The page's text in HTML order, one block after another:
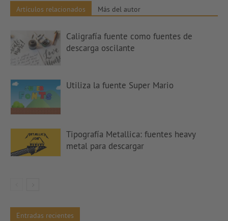
Artículos relacionados Más del autor
Caligrafía fuente como fuentes de
descarga oscilante
Utiliza la fuente Super Mario
Tipografía Metallica: fuentes heavy
metal para descargar
Entradas recientes